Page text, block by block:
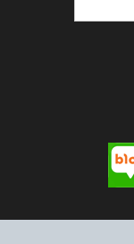
② 시스템 점검,
스가 불가능할
부 또는 일부를
③ 기타 회사는
④ 회사는 제 2항
여 배상하지 않습
제3장 권리 및 의